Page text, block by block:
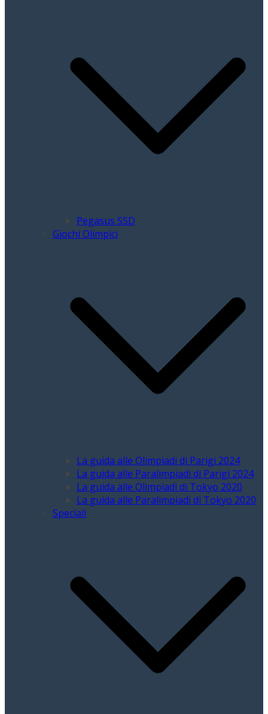
Pegasus SSD
Giochi Olimpici
La guida alle Olimpiadi di Parigi 2024
La guida alle Paralimpiadi di Parigi 2024
La guida alle Olimpiadi di Tokyo 2020
La guida alle Paralimpiadi di Tokyo 2020
Speciali